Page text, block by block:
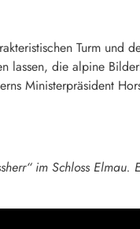
Turm
lassen, die alpine
Ministerpräsident
im Schloss